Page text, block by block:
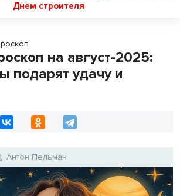
Днем строителя
на август-2025:
подарят удачу и
Антон Пельман